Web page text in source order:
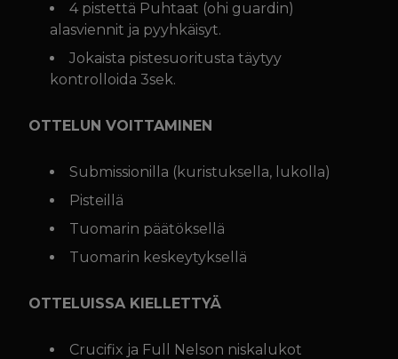
4 pistettä Puhtaat (ohi guardin)
alasviennit ja pyyhkäisyt.
Jokaista pistesuoritusta täytyy
kontrolloida 3sek.
OTTELUN VOITTAMINEN
Submissionilla (kuristuksella, lukolla)
Pisteillä
Tuomarin päätöksellä
Tuomarin keskeytyksellä
OTTELUISSA KIELLETTYÄ
Crucifix ja Full Nelson niskalukot